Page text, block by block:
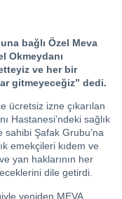
bağlı Özel Meva
Okmeydanı
ve her bir
gitmeyeceğiz” dedi.
ücretsiz izne çıkarılan
Hastanesi’ndeki sağlık
Şafak Grubu’na
emekçileri kıdem ve
yan haklarının her
dile getirdi.
yeniden MEVA